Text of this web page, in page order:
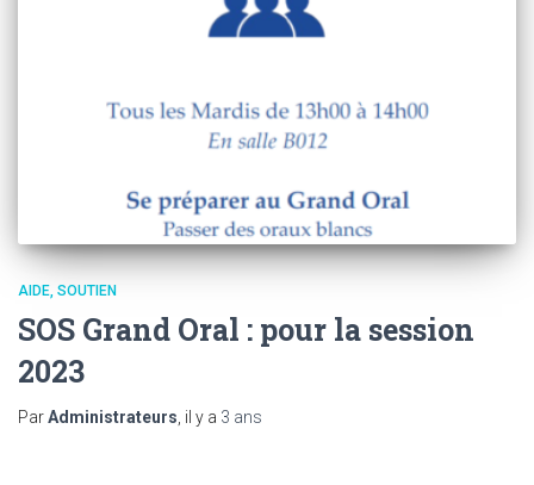
AIDE, SOUTIEN
SOS Grand Oral : pour la session
2023
ParAdministrateurs, il y a 3 ans